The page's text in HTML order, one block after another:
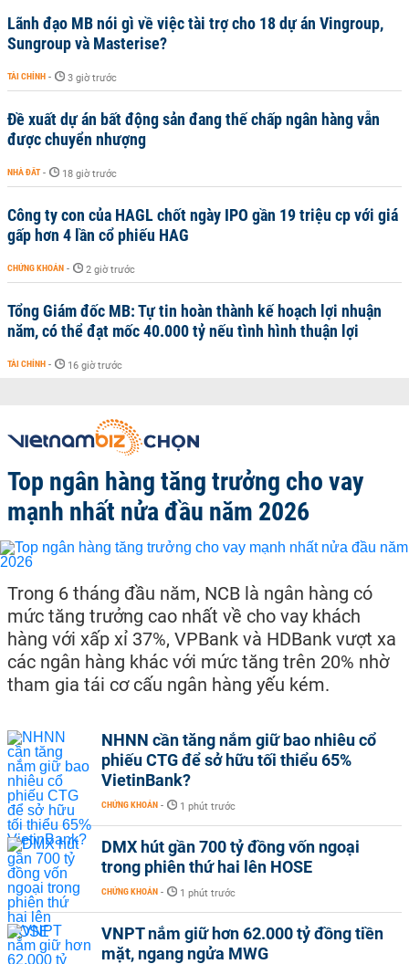
Lãnh đạo MB nói gì về việc tài trợ cho 18 dự án Vingroup,
Sungroup và Masterise?
TÀI CHÍNH - 3 giờ trước
Đề xuất dự án bất động sản đang thế chấp ngân hàng vẫn
được chuyển nhượng
NHÀ ĐẤT - 18 giờ trước
Công ty con của HAGL chốt ngày IPO gần 19 triệu cp với giá
gấp hơn 4 lần cổ phiếu HAG
CHỨNG KHOÁN - 2 giờ trước
Tổng Giám đốc MB: Tự tin hoàn thành kế hoạch lợi nhuận
năm, có thể đạt mốc 40.000 tỷ nếu tình hình thuận lợi
TÀI CHÍNH - 16 giờ trước
Top ngân hàng tăng trưởng cho vay
mạnh nhất nửa đầu năm 2026
Trong 6 tháng đầu năm, NCB là ngân hàng có
mức tăng trưởng cao nhất về cho vay khách
hàng với xấp xỉ 37%, VPBank và HDBank vượt xa
các ngân hàng khác với mức tăng trên 20% nhờ
tham gia tái cơ cấu ngân hàng yếu kém.
NHNN cần tăng nắm giữ bao nhiêu cổ
phiếu CTG để sở hữu tối thiểu 65%
VietinBank?
CHỨNG KHOÁN - 1 phút trước
DMX hút gần 700 tỷ đồng vốn ngoại
trong phiên thứ hai lên HOSE
CHỨNG KHOÁN - 1 phút trước
VNPT nắm giữ hơn 62.000 tỷ đồng tiền
mặt, ngang ngửa MWG